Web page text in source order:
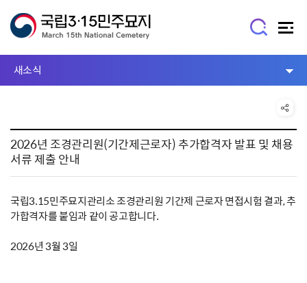
새소식
2026년 조경관리원(기간제근로자) 추가합격자 발표 및 채용
서류 제출 안내
국립3.15민주묘지관리소 조경관리원 기간제 근로자 면접시험 결과, 추
가합격자를 붙임과 같이 공고합니다.
2026년 3월 3일